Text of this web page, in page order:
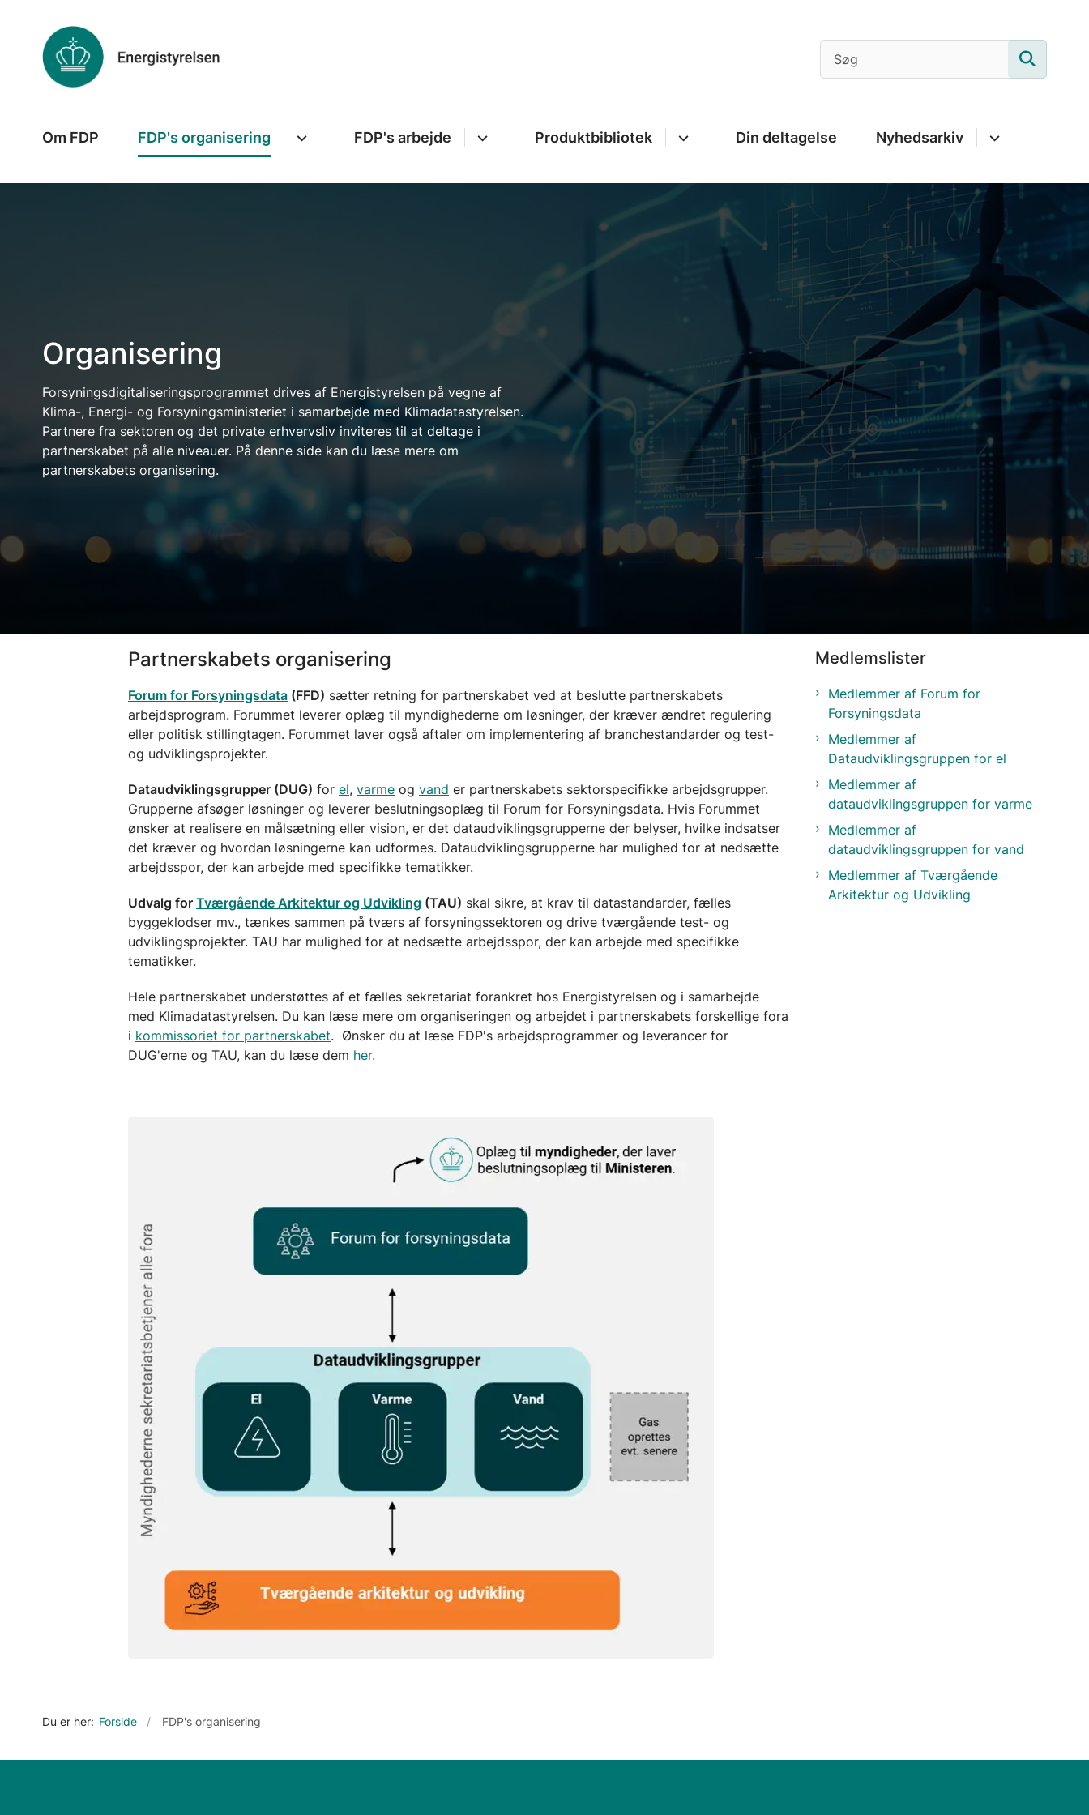
Om FDP FDP's organisering FDP's arbejde Produktbibliotek Din deltagelse Nyhedsarkiv
Organisering
Forsyningsdigitaliseringsprogrammet drives af Energistyrelsen på vegne af
Klima-, Energi- og Forsyningsministeriet i samarbejde med Klimadatastyrelsen.
Partnere fra sektoren og det private erhvervsliv inviteres til at deltage i
partnerskabet på alle niveauer. På denne side kan du læse mere om
partnerskabets organisering.
Partnerskabets organisering
Forum for Forsyningsdata (FFD) sætter retning for partnerskabet ved at beslutte partnerskabets
arbejdsprogram. Forummet leverer oplæg til myndighederne om løsninger, der kræver ændret regulering
eller politisk stillingtagen. Forummet laver også aftaler om implementering af branchestandarder og test-
og udviklingsprojekter.
Dataudviklingsgrupper (DUG) for el, varme og vand er partnerskabets sektorspecifikke arbejdsgrupper.
Grupperne afsøger løsninger og leverer beslutningsoplæg til Forum for Forsyningsdata. Hvis Forummet
ønsker at realisere en målsætning eller vision, er det dataudviklingsgrupperne der belyser, hvilke indsatser
det kræver og hvordan løsningerne kan udformes. Dataudviklingsgrupperne har mulighed for at nedsætte
arbejdsspor, der kan arbejde med specifikke tematikker.
Udvalg for Tværgående Arkitektur og Udvikling (TAU) skal sikre, at krav til datastandarder, fælles
byggeklodser mv., tænkes sammen på tværs af forsyningssektoren og drive tværgående test- og
udviklingsprojekter. TAU har mulighed for at nedsætte arbejdsspor, der kan arbejde med specifikke
tematikker.
Hele partnerskabet understøttes af et fælles sekretariat forankret hos Energistyrelsen og i samarbejde
med Klimadatastyrelsen. Du kan læse mere om organiseringen og arbejdet i partnerskabets forskellige fora
i kommissoriet for partnerskabet. Ønsker du at læse FDP's arbejdsprogrammer og leverancer for
DUG'erne og TAU, kan du læse dem her.
Medlemslister
Medlemmer af Forum for
Forsyningsdata
Medlemmer af
Dataudviklingsgruppen for el
Medlemmer af
dataudviklingsgruppen for varme
Medlemmer af
dataudviklingsgruppen for vand
Medlemmer af Tværgående
Arkitektur og Udvikling
Du er her: Forside FDP's organisering